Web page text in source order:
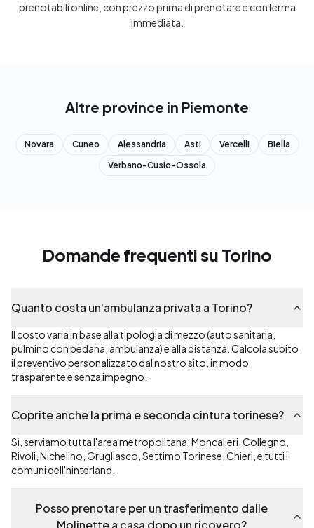
prenotabili online, con prezzo prima di prenotare e conferma
immediata.
Altre province in Piemonte
Novara Cuneo Alessandria Asti Vercelli
Biella
Verbano-Cusio-Ossola
Domande frequenti su Torino
Quanto costa un'ambulanza privata a Torino?
Il costo varia in base alla tipologia di mezzo (auto sanitaria,
pulmino con pedana, ambulanza) e alla distanza. Calcola subito
il preventivo personalizzato dal nostro sito, in modo
trasparente e senza impegno.
Coprite anche la prima e seconda cintura torinese?
Sì, serviamo tutta l'area metropolitana: Moncalieri, Collegno,
Rivoli, Nichelino, Grugliasco, Settimo Torinese, Chieri, e tutti i
comuni dell'hinterland.
Posso prenotare per un trasferimento dalle
Molinette a casa dopo un ricovero?